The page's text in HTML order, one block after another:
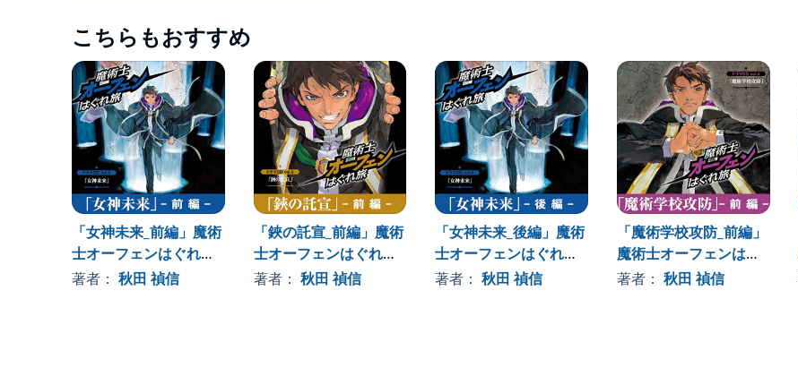
ベイジット・パッキンガム：松井恵理子
イシリーン：内田彩
クリーオウ・フィンランディ：飯塚雅弓
マジク・リン：鈴木千尋
エド・サンクタム：松山鷹志
イザベラ・スイートハート：佐藤利奈
サルア・ソリュード：神奈延年
ラッツベイン・フィンランディ：竹達彩奈
エッジ・フィンランディ：伊藤静
ラチェット・フィンランディ：日高里菜
コンスタンス・マギー・フェイズ：高橋美佳子
ドロシー・マギー・ハウザー：斎賀みつき
ボニー・マギー：大原さやか
ジェイコブス・マクトーン：山本兼平
こちらもおすすめ
「女神未来_前編」魔術
士オーフェンはぐれ旅
ドラマCD vol.6
著者： 秋田 禎信
「鋏の託宣_前編」魔術
士オーフェンはぐれ旅
ドラマCD vol.5
著者： 秋田 禎信
「女神未来_後編」魔術
士オーフェンはぐれ旅
ドラマCD vol.6
著者：秋田 禎信
「魔術学校攻防_前編」
魔術士オーフェンはぐ
れ旅ドラマCD vol.4
著者： 秋田 禎信